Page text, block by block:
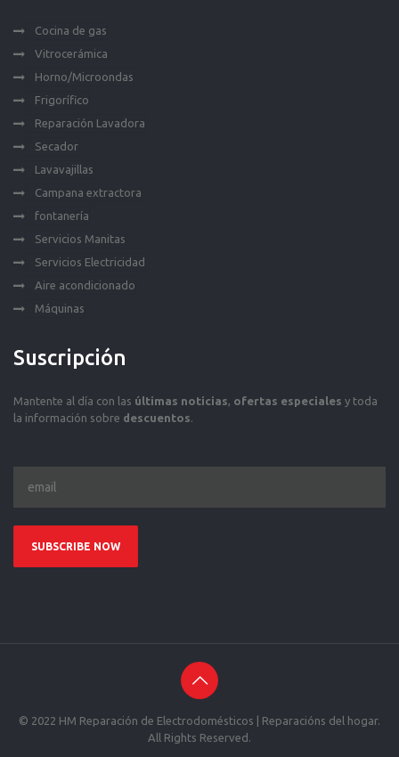
Cocina de gas
Vitrocerámica
Horno/Microondas
Frigorífico
Reparación Lavadora
Secador
Lavavajillas
Campana extractora
fontanería
Servicios Manitas
Servicios Electricidad
Aire acondicionado
Máquinas
Suscripción
Mantente al día con las últimas noticias, ofertas especiales y toda
la información sobre descuentos.
© 2022 HM Reparación de Electrodomésticos | Reparacións del hogar.
All Rights Reserved.